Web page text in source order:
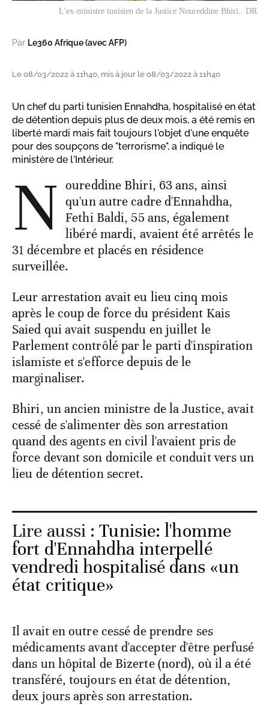
L'ex-ministre tunisien de la Justice Noureddine Bhiri.. DR
Par Le360 Afrique (avec AFP)
Le 08/03/2022 à 11h40, mis à jour le 08/03/2022 à 11h40
Un chef du parti tunisien Ennahdha, hospitalisé en état
de détention depuis plus de deux mois, a été remis en
liberté mardi mais fait toujours l'objet d'une enquête
pour des soupçons de "terrorisme", a indiqué le
ministère de l'Intérieur.
N oureddine Bhiri, 63 ans, ainsi
qu'un autre cadre d'Ennahdha,
Fethi Baldi, 55 ans, également
libéré mardi, avaient été arrêtés le
31 décembre et placés en résidence
surveillée.
Leur arrestation avait eu lieu cinq mois
après le coup de force du président Kais
Saied qui avait suspendu en juillet le
Parlement contrôlé par le parti d'inspiration
islamiste et s'efforce depuis de le
marginaliser.
Bhiri, un ancien ministre de la Justice, avait
cessé de s'alimenter dès son arrestation
quand des agents en civil l'avaient pris de
force devant son domicile et conduit vers un
lieu de détention secret.
Lire aussi :Tunisie: l'homme
fort d'Ennahdha interpellé
vendredi hospitalisé dans «un
état critique»
Il avait en outre cessé de prendre ses
médicaments avant d'accepter d'être perfusé
dans un hôpital de Bizerte (nord), où il a été
transféré, toujours en état de détention,
deux jours après son arrestation.